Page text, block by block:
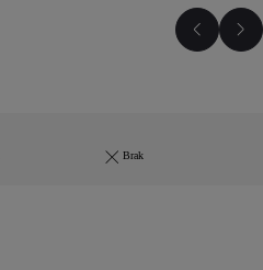
Brak